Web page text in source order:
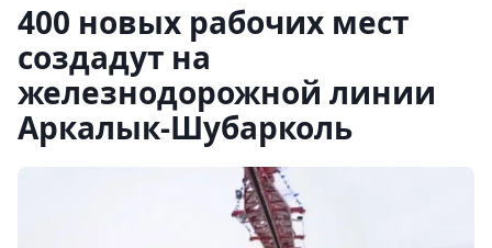
400 новых рабочих мест
создадут на
железнодорожной линии
Аркалык-Шубарколь